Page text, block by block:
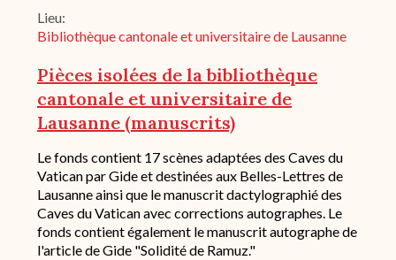
Lieu
Bibliothèque cantonale et universitaire de Lausanne
Pièces isolées de la bibliothèque
cantonale et universitaire de
Lausanne (manuscrits)
Description
succincte
du
fond
/
historique
de
Le fonds contient 17 scènes adaptées des Caves du
Vatican par Gide et destinées aux Belles-Lettres de
Lausanne ainsi que le manuscrit dactylographié des
Caves du Vatican avec corrections autographes. Le
fonds contient également le manuscrit autographe de
l'article de Gide "Solidité de Ramuz."